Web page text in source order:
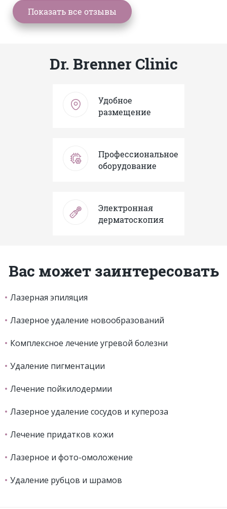
Dr. Brenner Clinic
Удобное
размещение
Профессиональное
оборудование
Электронная
дерматоскопия
Вас может заинтересовать
Лазерная эпиляция
Лазерное удаление новообразований
Комплексное лечение угревой болезни
Удаление пигментации
Лечение пойкилодермии
Лазерное удаление сосудов и купероза
Лечение придатков кожи
Лазерное и фото-омоложение
Удаление рубцов и шрамов